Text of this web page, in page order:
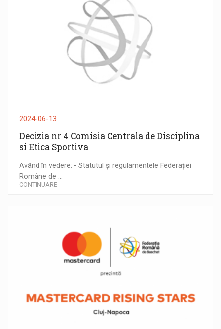
2024-06-13
Decizia nr 4 Comisia Centrala de Disciplina
si Etica Sportiva
Având în vedere: - Statutul și regulamentele Federației
Române de ...
CONTINUARE